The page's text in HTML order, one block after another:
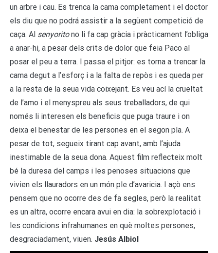
un arbre i cau. Es trenca la cama completament i el doctor
els diu que no podrá assistir a la següent competició de
caça. Al senyoritono li fa cap gràcia i pràcticament l’obliga
a anar-hi, a pesar dels crits de dolor que feia Paco al
posar el peu a terra. I passa el pitjor: es torna a trencar la
cama degut a l’esforç i a la falta de repòs i es queda per
a la resta de la seua vida coixejant. Es veu ací la crueltat
de l’amo i el menyspreu als seus treballadors, de qui
només li interesen els beneficis que puga traure i on
deixa el benestar de les persones en el segon pla. A
pesar de tot, segueix tirant cap avant, amb l’ajuda
inestimable de la seua dona. Aquest film reflecteix molt
bé la duresa del camps i les penoses situacions que
vivien els llauradors en un món ple d’avaricia. I açò ens
pensem que no ocorre des de fa segles, però la realitat
es un altra, ocorre encara avui en dia: la sobrexplotació i
les condicions infrahumanes en què moltes persones,
desgraciadament, viuen. Jesús Albiol